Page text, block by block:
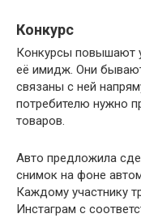
Конкурс
Конкурсы повышают
её имидж. Они
связаны с ней
потребителю нужно
товаров.
Авто предложила
снимок на фоне
Каждому участнику
Инстаграм с